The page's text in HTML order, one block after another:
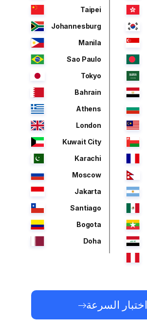
Taipei
Johannesburg
Manila
Sao Paulo
Tokyo
Bahrain
Athens
London
Kuwait City
Karachi
Moscow
Jakarta
Santiago
Bogota
Doha
اختبار السرعة